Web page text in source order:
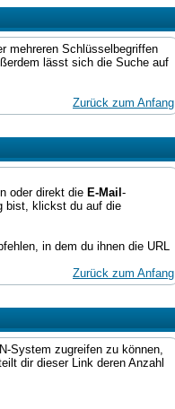
mehreren Schlüsselbegriffen
lässt sich die Suche auf
Zurück zum Anfang
oder direkt die E-Mail -
bist, klickst du auf die
in dem du ihnen die URL
Zurück zum Anfang
System zugreifen zu können,
dir dieser Link deren Anzahl